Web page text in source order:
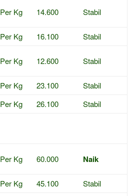
Per Kg 14.600 Stabil
Per Kg 16.100
Stabil
Per Kg 12.600 Stabil
Per Kg 23.100
Stabil
Per Kg 26.100 Stabil
Per Kg 60.000 Naik
Per Kg 45.100
Stabil